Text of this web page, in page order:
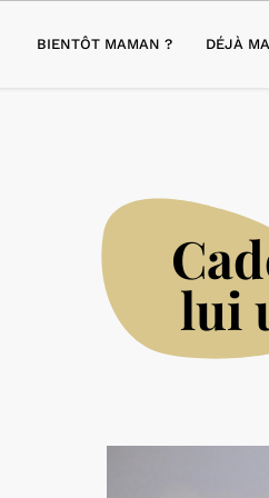
BIENTÔT MAMAN ? DÉJÀ
lui